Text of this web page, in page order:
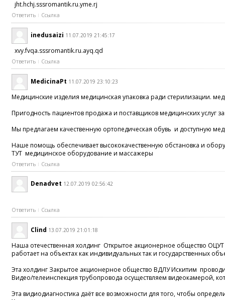
jht.hchj.sssromantik.ru.yme.rj
Ответить Ссылка
inedusaizi 11.07.2019 21:45:17
xvy.fvqa.sssromantik.ru.ayq.qd
Ответить Ссылка
MedicinaPt 11.07.2019 23:10:23
Медицинские изделия медицинская упаковка ради стерилизации.
Пригодность пациентов продажа и поставщиков медицинских
Мы предлагаем качественную ортопедическая обувь и доступную
Наше помощь обеспечивает высококачественную обстановка и
ТУТ медицинское оборудование и массажеры
Ответить Ссылка
Denadvet 12.07.2019 02:56:42
Ответить Ссылка
Clind 13.07.2019 21:01:18
Наша отечественная холдинг Открытое акционерное общество
работает на объектах как индивидуальных так и государственных
Эта холдинг Закрытое акционерное общество ВДЛУ Искитим
Видео/телеинспекция трубопровода осуществляем видеокамерой,
Эта видиодиагностика даёт все возможности для того, чтобы